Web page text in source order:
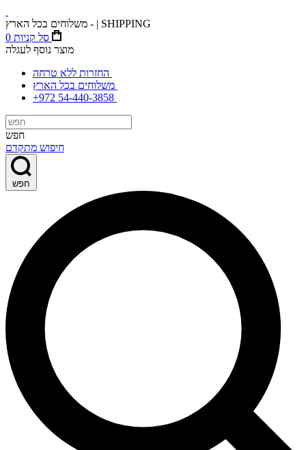
משלוחים בכל הארץ - | SHIPPING
0 סל קניות
מוצר נוסף לעגלה
+972 54-440-3858
חפש
חיפוש מתקדם
חפש